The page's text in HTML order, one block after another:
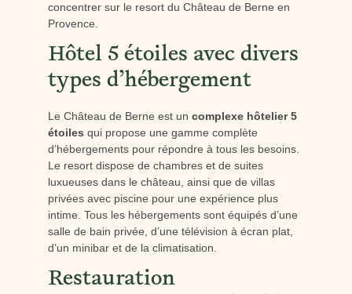
concentrer sur le resort du Château de Berne en
Provence.
Hôtel 5 étoiles avec divers
types d’hébergement
Le Château de Berne est un complexe hôtelier 5
étoiles qui propose une gamme complète
d’hébergements pour répondre à tous les besoins.
Le resort dispose de chambres et de suites
luxueuses dans le château, ainsi que de villas
privées avec piscine pour une expérience plus
intime. Tous les hébergements sont équipés d’une
salle de bain privée, d’une télévision à écran plat,
d’un minibar et de la climatisation.
Restauration